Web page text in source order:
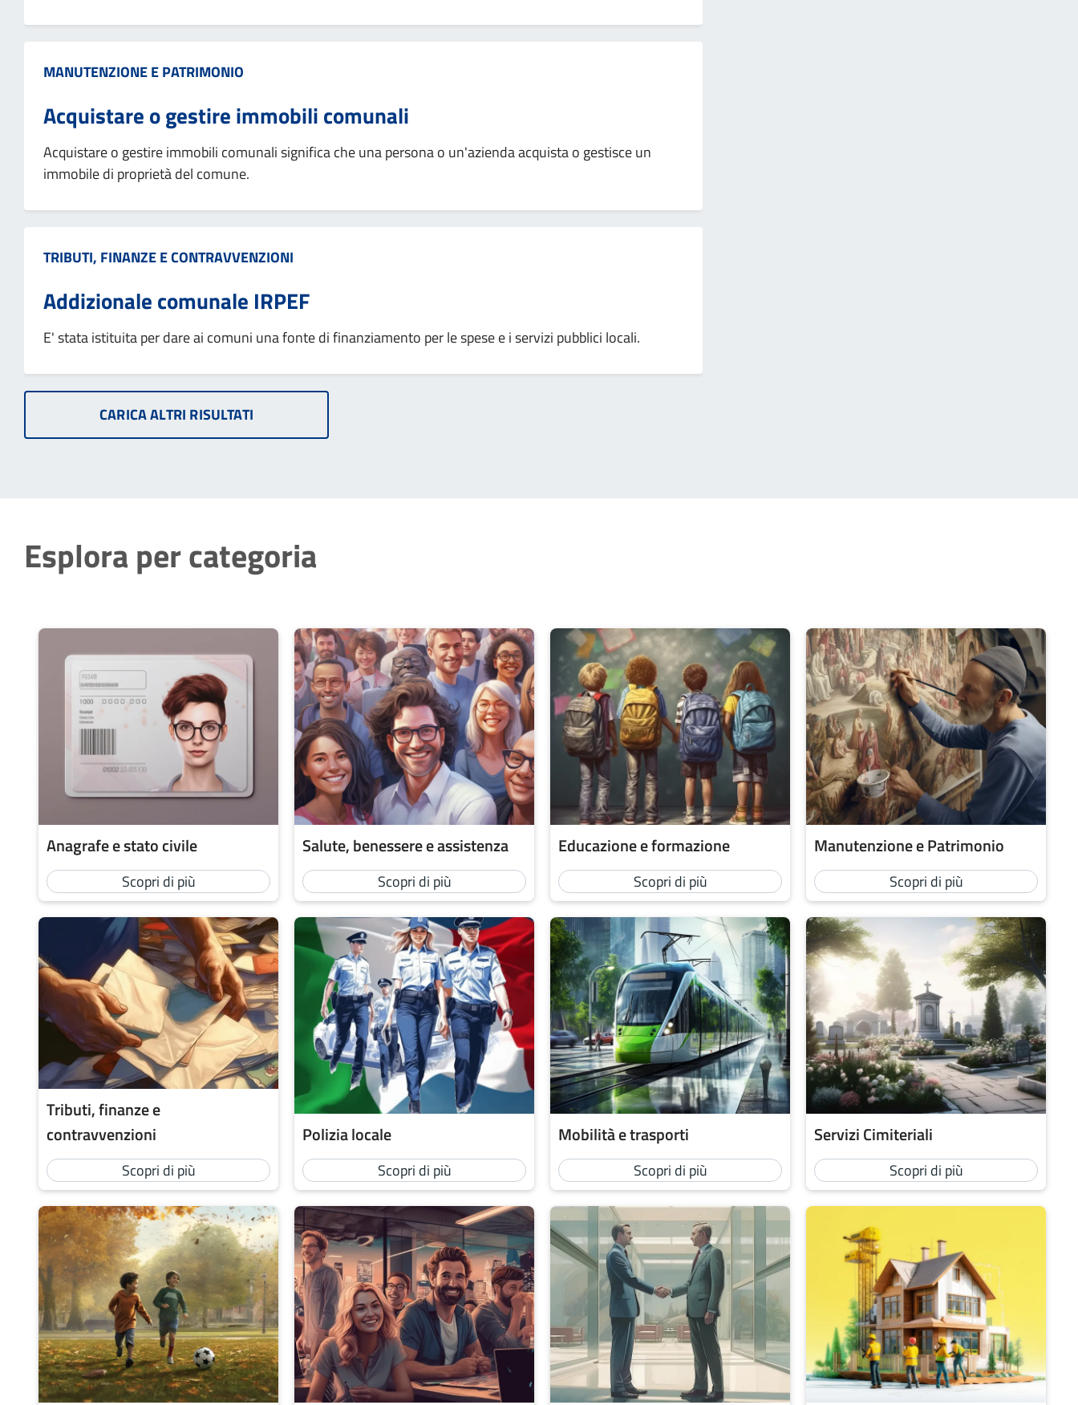
Categoria:
MANUTENZIONE E PATRIMONIO
Acquistare o gestire immobili comunali
Acquistare o gestire immobili comunali significa che una persona o un'azienda acquista o gestisce un
immobile di proprietà del comune.
Categoria:
TRIBUTI, FINANZE E CONTRAVVENZIONI
Addizionale comunale IRPEF
E' stata istituita per dare ai comuni una fonte di finanziamento per le spese e i servizi pubblici locali.
CARICA ALTRI RISULTATI
Esplora per categoria
Anagrafe e stato civile
Scopri di più
Salute, benessere e assistenza
Scopri di più
Educazione e formazione
Scopri di più
Manutenzione e Patrimonio
Scopri di più
Tributi, finanze e
contravvenzioni
Scopri di più
Polizia locale
Scopri di più
Mobilità e trasporti
Scopri di più
Servizi Cimiteriali
Scopri di più